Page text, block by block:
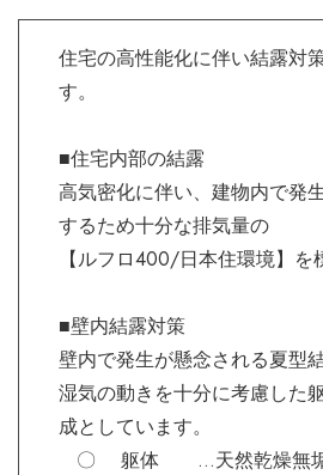
住宅の高性能化に伴い結露対
す。
■住宅内部の結露
高気密化に伴い、建物内で発
するため十分な排気量の
【ルフロ400/日本住環境】を
■壁内結露対策
壁内で発生が懸念される夏型
湿気の動きを十分に考慮した
成としています。
〇 躯体 …天然乾燥無